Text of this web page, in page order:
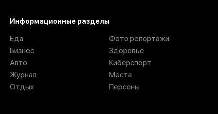
Информационные разделы
Еда
Бизнес
Авто
Журнал
Отдых
Фото репортажи
Здоровье
Киберспорт
Места
Персоны